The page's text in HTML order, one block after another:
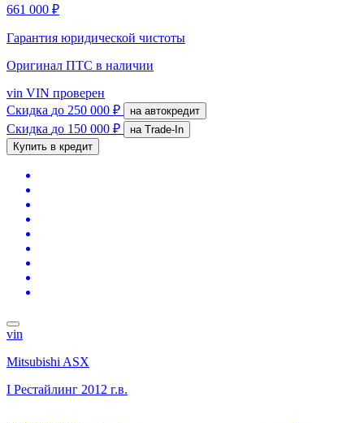
661 000 ₽
Гарантия юридической чистоты
Оригинал ПТС в наличии
vin VIN проверен
Скидка до 250 000 ₽ на автокредит
Скидка до 150 000 ₽
на Trade-In
Купить в кредит
vin
Mitsubishi ASX
I Рестайлинг 2012 г.в.